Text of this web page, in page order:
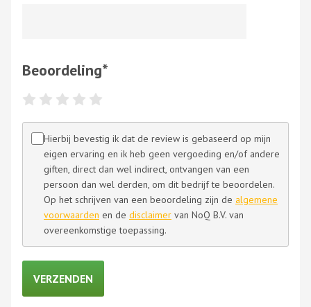
Beoordeling*
Hierbij bevestig ik dat de review is gebaseerd op mijn
eigen ervaring en ik heb geen vergoeding en/of andere
giften, direct dan wel indirect, ontvangen van een
persoon dan wel derden, om dit bedrijf te beoordelen.
Op het schrijven van een beoordeling zijn de algemene
voorwaarden en de disclaimer van NoQ B.V. van
overeenkomstige toepassing.